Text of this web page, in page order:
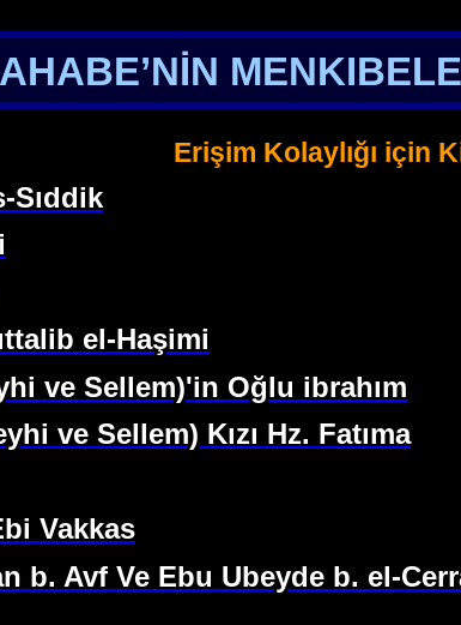
Erişim Kolaylığı için
Sıddik
el-Haşimi
ve Sellem)'in Oğlu ibrahım
ve Sellem) Kızı Hz. Fatıma
Vakkas
b. Avf Ve Ebu Ubeyde b. el-